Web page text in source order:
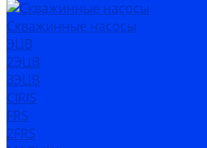
Скважинные насосы
ЭЦВ
2ЭЦВ
3ЭЦВ
CIRIS
FRS
2FRS